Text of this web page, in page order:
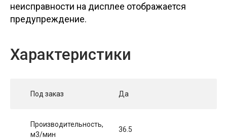
неисправности на дисплее отображается
предупреждение.
Характеристики
Под заказ Да
Производительность,
м3/мин
36.5